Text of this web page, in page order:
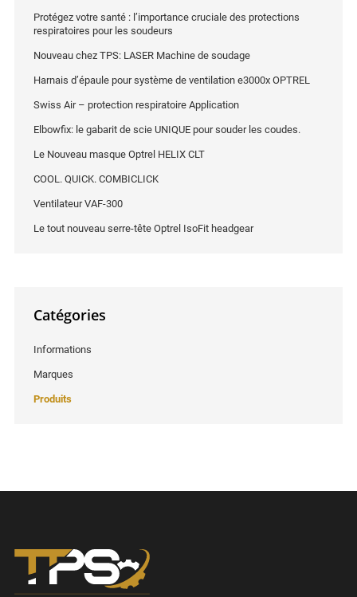
Protégez votre santé : l’importance cruciale des protections
respiratoires pour les soudeurs
Nouveau chez TPS: LASER Machine de soudage
Harnais d’épaule pour système de ventilation e3000x OPTREL
Swiss Air – protection respiratoire Application
Elbowfix: le gabarit de scie UNIQUE pour souder les coudes.
Le Nouveau masque Optrel HELIX CLT
COOL. QUICK. COMBICLICK
Ventilateur VAF-300
Le tout nouveau serre-tête Optrel IsoFit headgear
Catégories
Informations
Marques
Produits